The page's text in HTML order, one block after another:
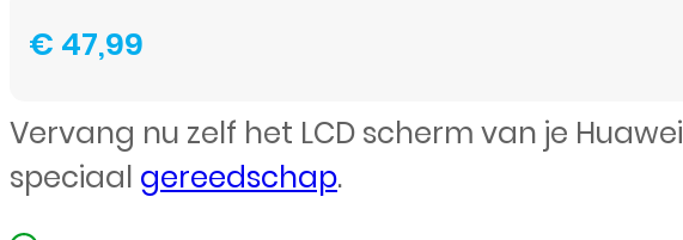
€ 47,99
Vervang nu zelf het LCD scherm van je
speciaal gereedschap.